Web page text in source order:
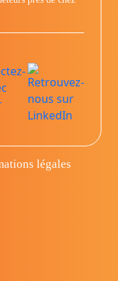
légales